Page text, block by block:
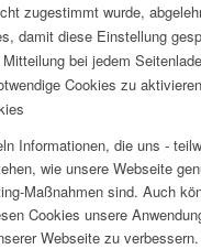
zugestimmt wurde,
damit diese Einstellung
bei jedem
Cookies zu
Informationen, die uns -
wie unsere Webseite
Maßnahmen sind. Auch
Cookies unsere
Webseite zu verbessern.